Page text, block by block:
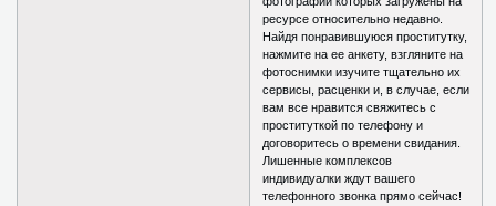
ресурсе относительно недавно.
Найдя понравившуюся проститутку,
нажмите на ее анкету, взгляните на
фотоснимки изучите тщательно их
сервисы, расценки и, в случае, если
вам все нравится свяжитесь с
проституткой по телефону и
договоритесь о времени свидания.
Лишенные комплексов
индивидуалки ждут вашего
телефонного звонка прямо сейчас!